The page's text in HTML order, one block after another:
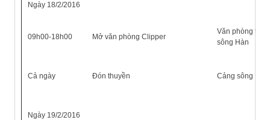
Ngày 18/2/2016
09h00-18h00 Mở văn phòng Clipper
Văn phòng tại
sông Hàn
Cả ngày Đón thuyền Cảng sông Hàn
Ngày 19/2/2016